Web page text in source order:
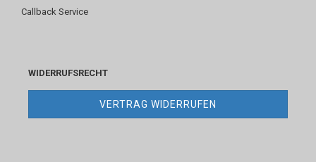
Callback Service
WIDERRUFSRECHT
VERTRAG WIDERRUFEN